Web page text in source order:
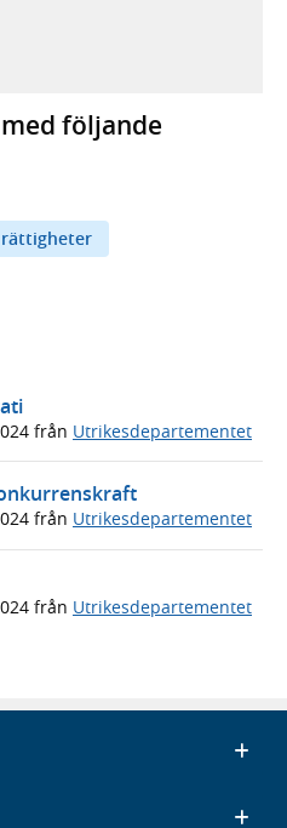
flik, extern webbplats,
följande
rättigheter
från Utrikesdepartementet
från Utrikesdepartementet
från Utrikesdepartementet